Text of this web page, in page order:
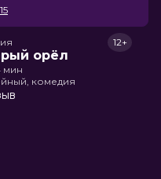
орёл
12+
мин
комедия